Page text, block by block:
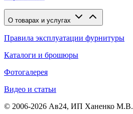
О товарах и услугах
Правила эксплуатации фурнитуры
Каталоги и брошюры
Фотогалерея
Видео и статьи
© 2006-2026 Ав24, ИП Ханенко М.В.